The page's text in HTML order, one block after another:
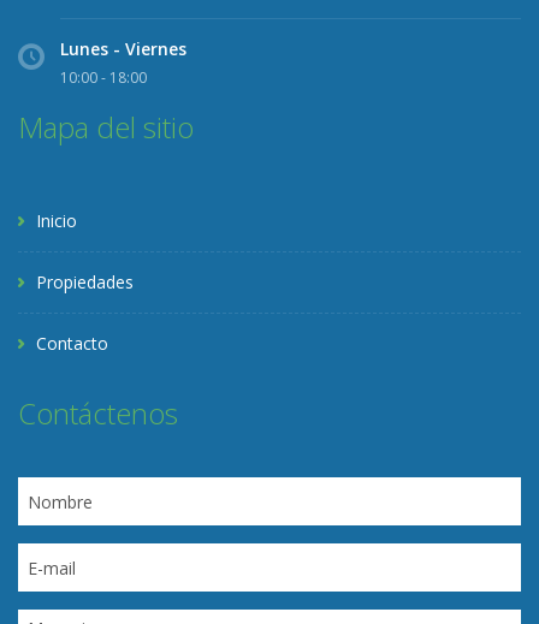
Lunes - Viernes
10:00 - 18:00
Mapa del sitio
Inicio
Propiedades
Contacto
Contáctenos